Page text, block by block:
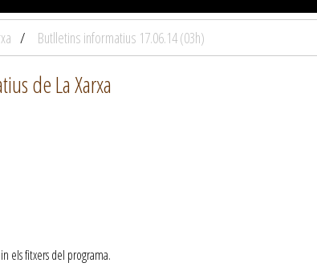
Butlletins informatius 17.06.14 (03h)
de La Xarxa
els fitxers del programa.